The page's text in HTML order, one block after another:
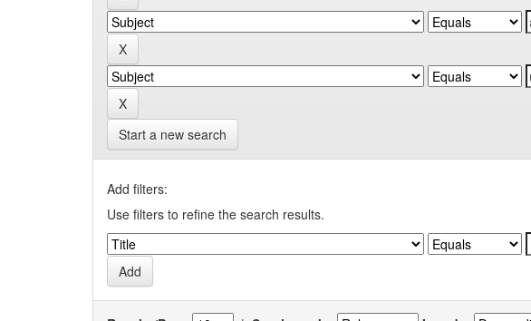
Start a new search
Add filters:
Use filters to refine the search results.